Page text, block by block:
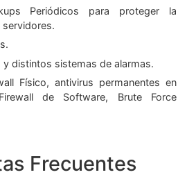
Periódicos para proteger la
distintos sistemas de alarmas.
Físico, antivirus permanentes en
de Software, Brute Force
Frecuentes